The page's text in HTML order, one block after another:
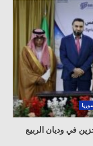
في وديان الربيع